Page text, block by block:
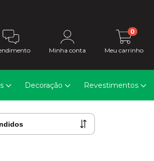
Minha conta Meu carrinho
0
Decoração Revestimentos